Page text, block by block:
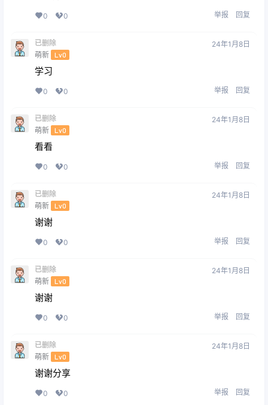
0 0 举报 回复
已删除
萌新 Lv0
24年1月8日
学习
0 0 举报 回复
已删除
萌新 Lv0
24年1月8日
看看
0 0 举报 回复
已删除
萌新 Lv0
24年1月8日
谢谢
0 0 举报 回复
已删除
萌新 Lv0
24年1月8日
谢谢
0 0 举报 回复
已删除
萌新 Lv0
24年1月8日
谢谢分享
0 0 举报 回复